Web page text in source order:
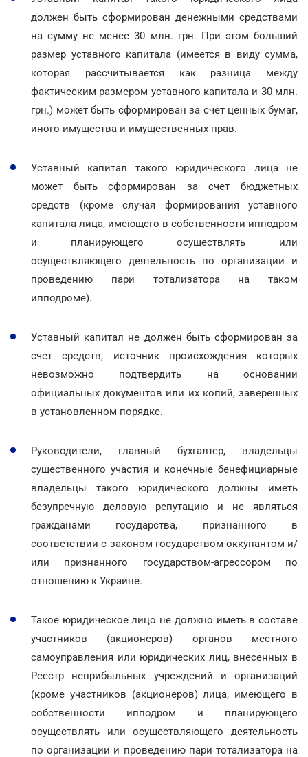
должен быть сформирован денежными средствами
на сумму не менее 30 млн. грн. При этом больший
размер уставного капитала (имеется в виду сумма,
которая рассчитывается как разница между
фактическим размером уставного капитала и 30 млн.
грн.) может быть сформирован за счет ценных бумаг,
иного имущества и имущественных прав.
Уставный капитал такого юридического лица не
может быть сформирован за счет бюджетных
средств (кроме случая формирования уставного
капитала лица, имеющего в собственности ипподром
и планирующего осуществлять или
осуществляющего деятельность по организации и
проведению пари тотализатора на таком
ипподроме).
Уставный капитал не должен быть сформирован за
счет средств, источник происхождения которых
невозможно подтвердить на основании
официальных документов или их копий, заверенных
в установленном порядке.
Руководители, главный бухгалтер, владельцы
существенного участия и конечные бенефициарные
владельцы такого юридического должны иметь
безупречную деловую репутацию и не являться
гражданами государства, признанного в
соответствии с законом государством-оккупантом и/
или признанного государством-агрессором по
отношению к Украине.
Такое юридическое лицо не должно иметь в составе
участников (акционеров) органов местного
самоуправления или юридических лиц, внесенных в
Реестр неприбыльных учреждений и организаций
(кроме участников (акционеров) лица, имеющего в
собственности ипподром и планирующего
осуществлять или осуществляющего деятельность
по организации и проведению пари тотализатора на